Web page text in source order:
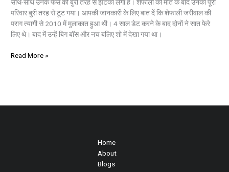
साथ-साथ उनके फैंस को बुरी तरह से झटका लगा है। शेफाली की मौत के बाद उनका पूरा
परिवार बुरी तरह से टूट गया। आपकी जानकारी के लिए बात दें कि शेफाली जरीवाल की
पराग त्यागी से 2010 में मुलाकात हुआ थी। 4 साल डेट करने के बाद दोनों ने सात फेरे
लिए थे। बाद में उन्हें बिग बॉस और नच बलिए शो में देखा गया था।
Read More »
Home
About
Blogs